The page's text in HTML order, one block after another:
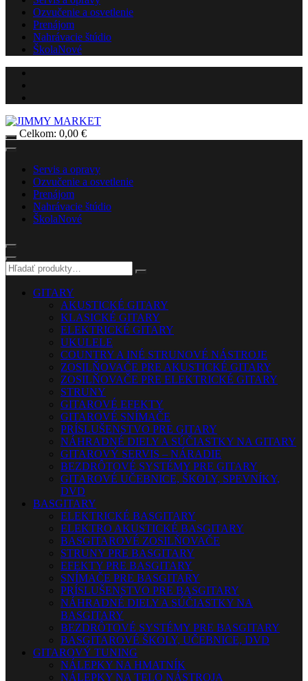
Ozvučenie a osvetlenie
Prenájom
Nahrávacie štúdio
ŠkolaNové
Celkom: 0,00 €
Servis a opravy
Ozvučenie a osvetlenie
Prenájom
Nahrávacie štúdio
ŠkolaNové
GITARY
AKUSTICKÉ GITARY
KLASICKÉ GITARY
ELEKTRICKÉ GITARY
UKULELE
COUNTRY A INÉ STRUNOVÉ NÁSTROJE
ZOSILŇOVAČE PRE AKUSTICKÉ GITARY
ZOSILŇOVAČE PRE ELEKTRICKÉ GITARY
STRUNY
GITAROVÉ EFEKTY
GITAROVÉ SNÍMAČE
PRÍSLUŠENSTVO PRE GITARY
NÁHRADNÉ DIELY A SÚČIASTKY NA GITARY
GITAROVÝ SERVIS – NÁRADIE
BEZDRÔTOVÉ SYSTÉMY PRE GITARY
GITAROVÉ UČEBNICE, ŠKOLY, SPEVNÍKY,
DVD
BASGITARY
ELEKTRICKÉ BASGITARY
ELEKTRO AKUSTICKÉ BASGITARY
BASGITAROVÉ ZOSILŇOVAČE
STRUNY PRE BASGITARY
EFEKTY PRE BASGITARY
SNÍMAČE PRE BASGITARY
PRÍSLUŠENSTVO PRE BASGITARY
NÁHRADNÉ DIELY A SÚČIASTKY NA
BASGITARY
BEZDRÔTOVÉ SYSTÉMY PRE BASGITARY
BASGITAROVÉ ŠKOLY, UČEBNICE, DVD
GITAROVÝ TUNING
NÁLEPKY NA HMATNÍK
NÁLEPKY NA TELO NÁSTROJA